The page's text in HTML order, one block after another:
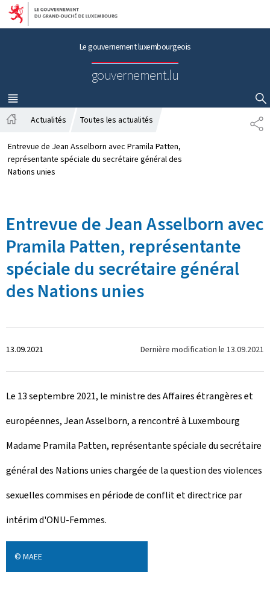
Aller au menu principal
Aller au contenu
Le gouvernement luxembourgeois
gouvernement.lu
MENU
PRINCIPAL
AFFICHER / MASQUER LA RECHERCHE
P
A
c
c
u
Actualités Toutes les actualités
Entrevue de Jean Asselborn avec Pramila Patten,
représentante spéciale du secrétaire général des
Nations unies
Entrevue de Jean Asselborn avec
Pramila Patten, représentante
spéciale du secrétaire général
des Nations unies
C
r
é
e
l
e
13.09.2021 Dernière modification le 13.09.2021
Le 13 septembre 2021, le ministre des Affaires étrangères et
européennes, Jean Asselborn, a rencontré à Luxembourg
Madame Pramila Patten, représentante spéciale du secrétaire
général des Nations unies chargée de la question des violences
sexuelles commises en période de conflit et directrice par
intérim d'ONU-Femmes.
© MAEE